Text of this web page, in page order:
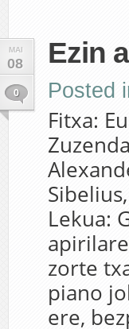
MAI
08
0
Ezin
Posted
Fitxa:
Lekua:
zorte
piano
ere,